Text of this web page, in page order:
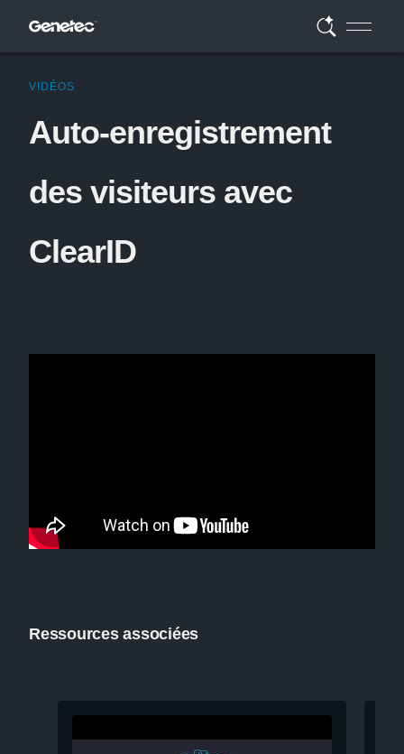
VIDÉOS
Auto-enregistrement
des visiteurs avec
ClearID
Ressources associées